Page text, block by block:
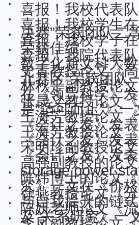
喜报！我校代表
决赛”荣获团队二
喜报！我校学生
荣获佳绩
喜报！我校学子
数字化新文科大
喜报！我院代表
北赛区”荣获团队
史青教授论文《
在《领导科学》
林秋平副教授论
是“适可而止”》
张晟义教授论文
《会计之友》发表
王海芳教授论文
《会计之友》发表
王海芳教授论文
《会计之友》发表
宋明珍副教授论
storage power
高强副教授的论
究》一文在《价
陈炜博士的论文
与自我提升的链
徐燕教授论文《
及”关系研究》一
陈妍老师论文《